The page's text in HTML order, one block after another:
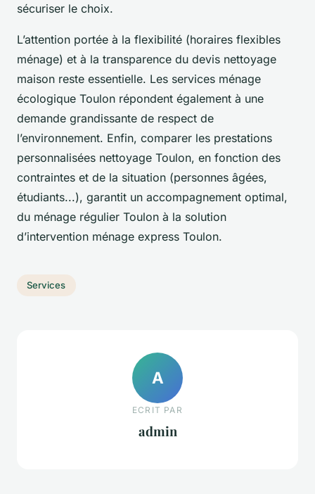
sécuriser le choix.
L’attention portée à la flexibilité (horaires flexibles
ménage) et à la transparence du devis nettoyage
maison reste essentielle. Les services ménage
écologique Toulon répondent également à une
demande grandissante de respect de
l’environnement. Enfin, comparer les prestations
personnalisées nettoyage Toulon, en fonction des
contraintes et de la situation (personnes âgées,
étudiants...), garantit un accompagnement optimal,
du ménage régulier Toulon à la solution
d’intervention ménage express Toulon.
Services
A
ECRIT PAR
admin